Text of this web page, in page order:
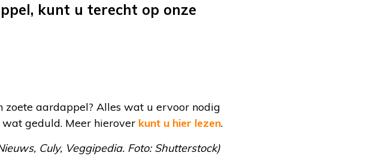
kunt u terecht op onze
aardappel? Alles wat u ervoor nodig
geduld. Meer hierover kunt u hier lezen.
Culy, Veggipedia. Foto: Shutterstock)